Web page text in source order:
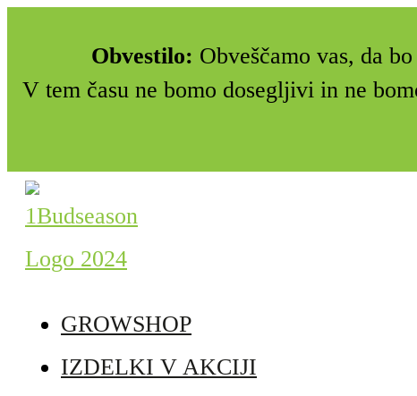
Obvestilo: Obveščamo vas, da
V tem času ne bomo dosegljivi in ne
GROWSHOP
IZDELKI V AKCIJI